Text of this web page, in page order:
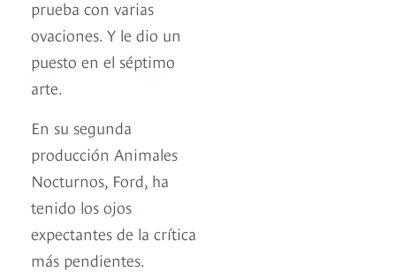
prueba con varias
ovaciones. Y le dio un
puesto en el séptimo
arte.
En su segunda
producción Animales
Nocturnos, Ford, ha
tenido los ojos
expectantes de la crítica
más pendientes.